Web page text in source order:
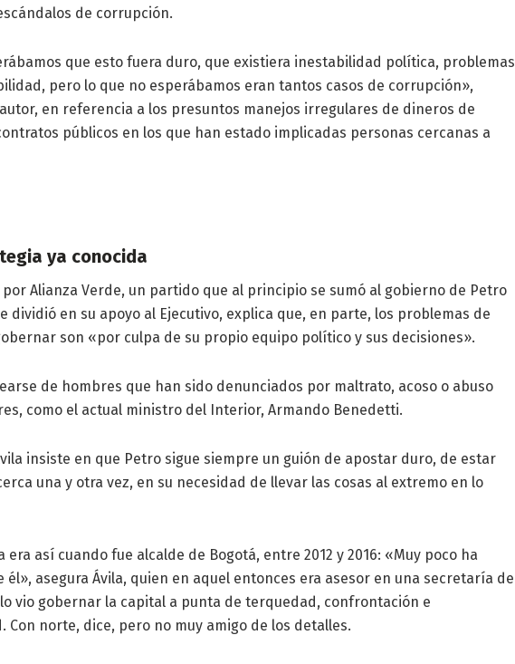
de corrupción.
que esto fuera duro, que existiera inestabilidad política, problemas
pero lo que no esperábamos eran tantos casos de corrupción»,
en referencia a los presuntos manejos irregulares de dineros de
públicos en los que han estado implicadas personas cercanas a
ya conocida
por Alianza Verde, un partido que al principio se sumó al gobierno de Petro
dividió en su apoyo al Ejecutivo, explica que, en parte, los problemas de
son «por culpa de su propio equipo político y sus decisiones».
de hombres que han sido denunciados por maltrato, acoso o abuso
como el actual ministro del Interior, Armando Benedetti.
insiste en que Petro sigue siempre un guión de apostar duro, de estar
una y otra vez, en su necesidad de llevar las cosas al extremo en lo
era así cuando fue alcalde de Bogotá, entre 2012 y 2016: «Muy poco ha
él», asegura Ávila, quien en aquel entonces era asesor en una secretaría de
vio gobernar la capital a punta de terquedad, confrontación e
Con norte, dice, pero no muy amigo de los detalles.